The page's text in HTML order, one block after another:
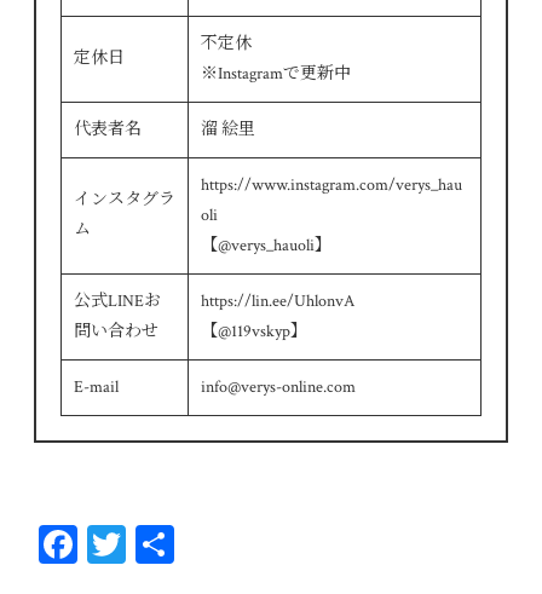
定休日
不定休
※Instagramで更新中
代表者名 溜 絵里
インスタグラ
ム
https://www.instagram.com/verys_hau
oli
【@verys_hauoli】
公式LINEお
問い合わせ
https://lin.ee/UhlonvA
【@119vskyp】
E-mail info@verys-online.com
Fa T